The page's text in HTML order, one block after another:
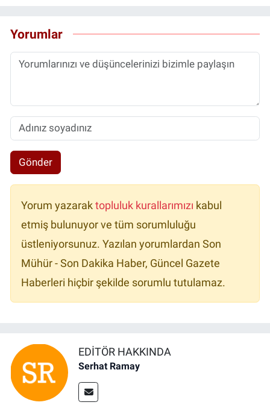
Yorumlar
Gönder
Yorum yazarak topluluk kurallarımızı kabul
etmiş bulunuyor ve tüm sorumluluğu
üstleniyorsunuz. Yazılan yorumlardan Son
Mühür - Son Dakika Haber, Güncel Gazete
Haberleri hiçbir şekilde sorumlu tutulamaz.
EDITÖR HAKKINDA
Serhat Ramay